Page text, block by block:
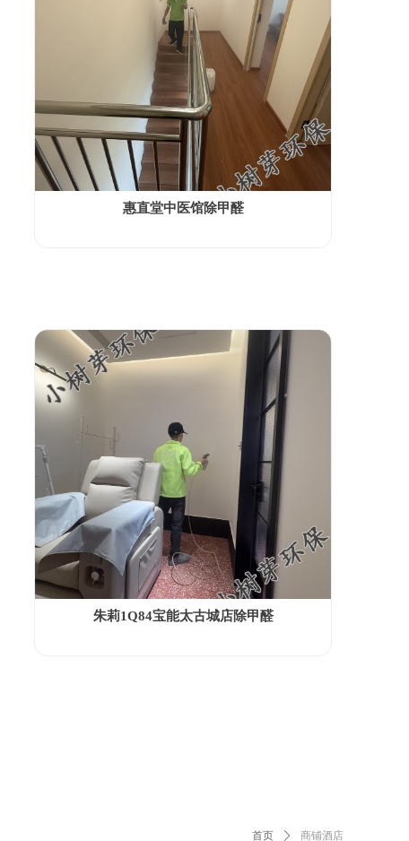
惠直堂中医馆除甲醛
朱莉1Q84宝能太古城店除甲醛
首页 ꄲ 商铺酒店